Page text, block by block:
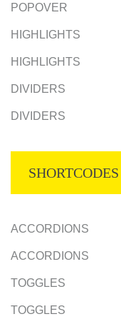
POPOVER
HIGHLIGHTS
HIGHLIGHTS
DIVIDERS
DIVIDERS
SHORTCODES
ACCORDIONS
ACCORDIONS
TOGGLES
TOGGLES